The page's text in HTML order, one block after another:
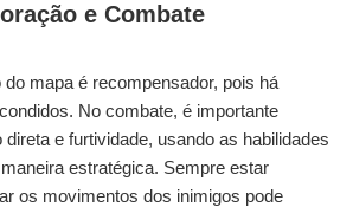
e Combate
mapa é recompensador, pois há
No combate, é importante
direta e furtividade, usando as habilidades
estratégica. Sempre estar
os movimentos dos inimigos pode